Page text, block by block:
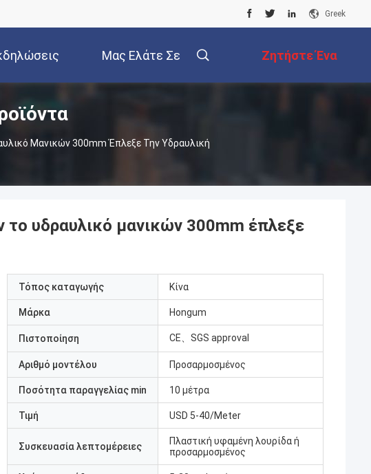
Greek
Μας Ελάτε Σε Ζητήστε Ένα
Απόσπασμα
Μανικών 300mm Έπλεξε Την Υδραυλική
υδραυλικό μανικών 300mm έπλεξε
Τόπος καταγωγής Κίνα
Μάρκα Hongum
Πιστοποίηση CE、SGS approval
Αριθμό μοντέλου Προσαρμοσμένος
Ποσότητα παραγγελίας min 10 μέτρα
Τιμή USD 5-40/Meter
Συσκευασία λεπτομέρειες
Πλαστική υφαμένη λουρίδα ή
προσαρμοσμένος